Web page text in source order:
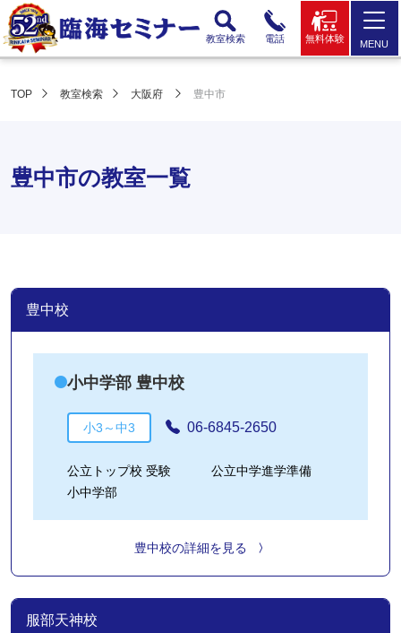
教室検索 電話 無料体験 MENU
TOP 教室検索 大阪府 豊中市
豊中市の教室一覧
豊中校
小中学部 豊中校
小3～中3 06-6845-2650
公立トップ校 受験
公立中学進学準備
小中学部
豊中校の詳細を見る
服部天神校